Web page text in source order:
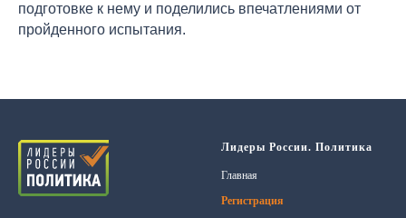
подготовке к нему и поделились впечатлениями от
пройденного испытания.
Лидеры России. Политика
Главная
Регистрация